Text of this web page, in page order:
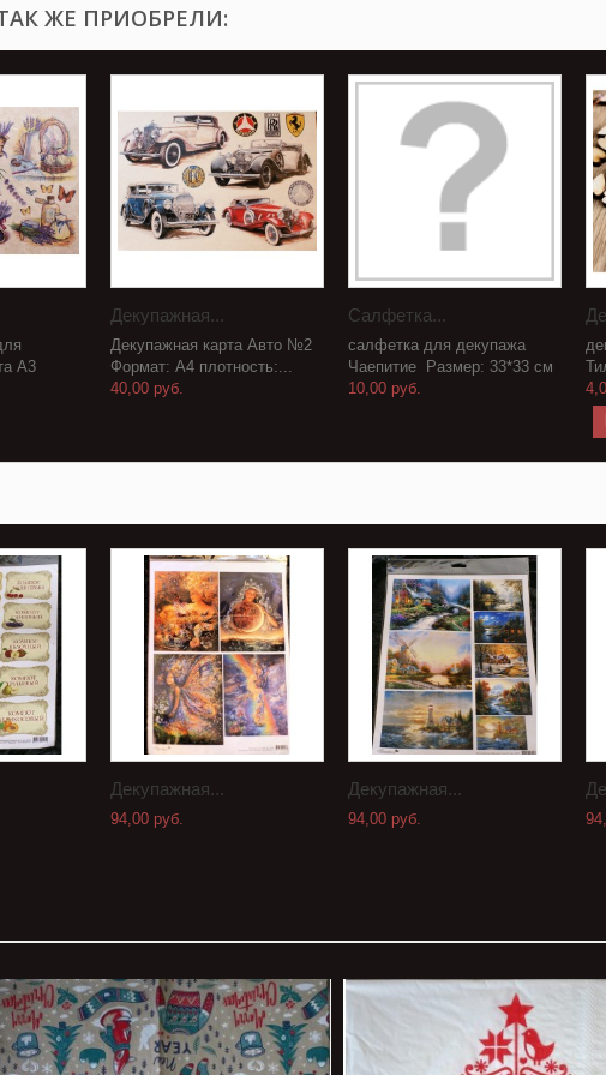
ЖЕ ПРИОБРЕЛИ:
А3
Декупажная...
Декупажная карта Авто №2
Формат: А4 плотность:...
40,00 руб.
Салфетка...
салфетка для декупажа
Чаепитие Размер: 33*33 см
10,00 руб.
Декупажная...
94,00 руб.
Декупажная...
94,00 руб.